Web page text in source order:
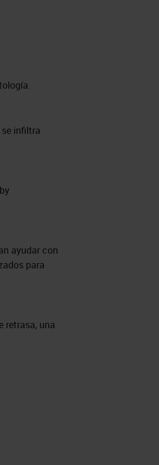
infiltra
ayudar con
para
retrasa, una